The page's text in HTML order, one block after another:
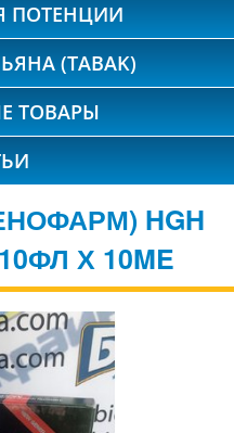
ПОТЕНЦИИ
(TABAK)
ТОВАРЫ
HGH
Х 10ME